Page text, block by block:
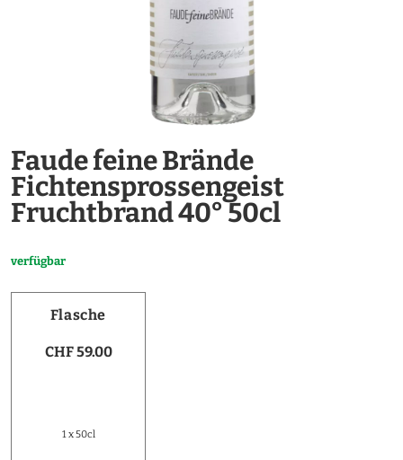
Faude feine Brände
Fichtensprossengeist
Fruchtbrand 40° 50cl
verfügbar
Flasche
CHF 59.00
1 x 50cl